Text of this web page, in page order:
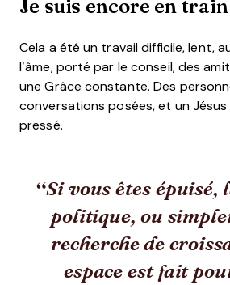
Cela a été un travail difficile, lent,
l’âme, porté par le conseil, des
une Grâce constante. Des
conversations posées, et un Jésus
pressé.
Si vous êtes épuisé,
politique, ou
recherche de
espace est fait